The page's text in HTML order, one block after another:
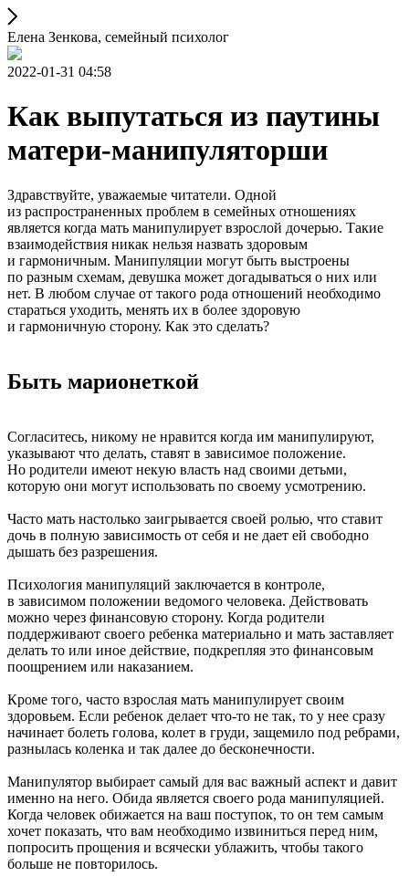
Елена Зенкова, семейный психолог
2022-01-31 04:58
Как выпутаться из паутины
матери-манипуляторши
Здравствуйте, уважаемые читатели. Одной
из распространенных проблем в семейных отношениях
является когда мать манипулирует взрослой дочерью. Такие
взаимодействия никак нельзя назвать здоровым
и гармоничным. Манипуляции могут быть выстроены
по разным схемам, девушка может догадываться о них или
нет. В любом случае от такого рода отношений необходимо
стараться уходить, менять их в более здоровую
и гармоничную сторону. Как это сделать?
Быть марионеткой
Согласитесь, никому не нравится когда им манипулируют,
указывают что делать, ставят в зависимое положение.
Но родители имеют некую власть над своими детьми,
которую они могут использовать по своему усмотрению.
Часто мать настолько заигрывается своей ролью, что ставит
дочь в полную зависимость от себя и не дает ей свободно
дышать без разрешения.
Психология манипуляций заключается в контроле,
в зависимом положении ведомого человека. Действовать
можно через финансовую сторону. Когда родители
поддерживают своего ребенка материально и мать заставляет
делать то или иное действие, подкрепляя это финансовым
поощрением или наказанием.
Кроме того, часто взрослая мать манипулирует своим
здоровьем. Если ребенок делает что-то не так, то у нее сразу
начинает болеть голова, колет в груди, защемило под ребрами,
разнылась коленка и так далее до бесконечности.
Манипулятор выбирает самый для вас важный аспект и давит
именно на него. Обида является своего рода манипуляцией.
Когда человек обижается на ваш поступок, то он тем самым
хочет показать, что вам необходимо извиниться перед ним,
попросить прощения и всячески ублажить, чтобы такого
больше не повторилось.